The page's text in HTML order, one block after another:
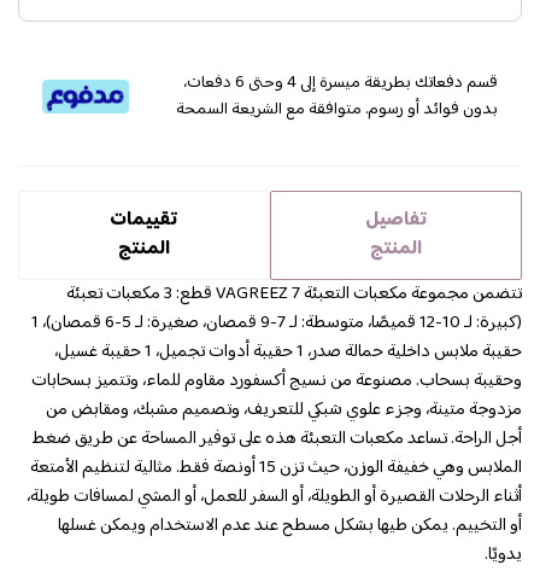
قسم دفعاتك بطريقة ميسرة إلى 4 وحتى 6 دفعات،
بدون فوائد أو رسوم. متوافقة مع الشريعة السمحة
تفاصيل
المنتج
تقييمات
المنتج
تتضمن مجموعة مكعبات التعبئة VAGREEZ 7 قطع: 3 مكعبات تعبئة
(كبيرة: لـ 10-12 قميصًا، متوسطة: لـ 7-9 قمصان، صغيرة: لـ 5-6 قمصان)، 1
حقيبة ملابس داخلية حمالة صدر، 1 حقيبة أدوات تجميل، 1 حقيبة غسيل،
وحقيبة بسحاب. مصنوعة من نسيج أكسفورد مقاوم للماء، وتتميز بسحابات
مزدوجة متينة، وجزء علوي شبكي للتعريف، وتصميم مشبك، ومقابض من
أجل الراحة. تساعد مكعبات التعبئة هذه على توفير المساحة عن طريق ضغط
الملابس وهي خفيفة الوزن، حيث تزن 15 أونصة فقط. مثالية لتنظيم الأمتعة
أثناء الرحلات القصيرة أو الطويلة، أو السفر للعمل، أو المشي لمسافات طويلة،
أو التخييم. يمكن طيها بشكل مسطح عند عدم الاستخدام ويمكن غسلها
يدويًا.